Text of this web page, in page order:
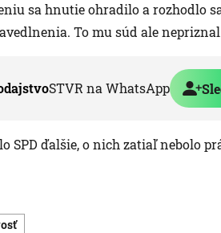
sa hnutie ohradilo a rozhodlo
To mu súd ale
STVR na WhatsApp
SPD ďalšie, o nich zatiaľ nebolo